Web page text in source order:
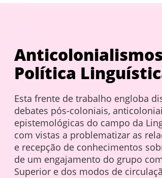
Política
Esta frente de trabalho engloba
debates pós-coloniais,
epistemológicas do campo da
com vistas a problematizar as
e recepção de conhecimentos
de um engajamento do grupo
Superior e dos modos de